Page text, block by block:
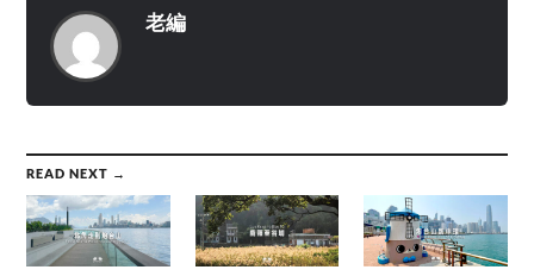
老編
READ NEXT →